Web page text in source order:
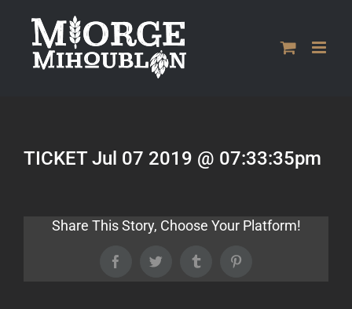
contenu
TICKET Jul 07 2019 @ 07:33:35pm
Share This Story, Choose Your Platform!
FacebookTwitter Tumblr